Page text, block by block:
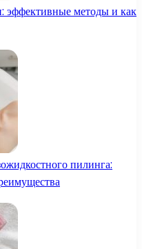
эффективные методы и как
пилинга: